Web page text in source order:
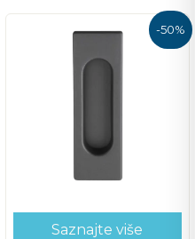
-50%
Saznajte više